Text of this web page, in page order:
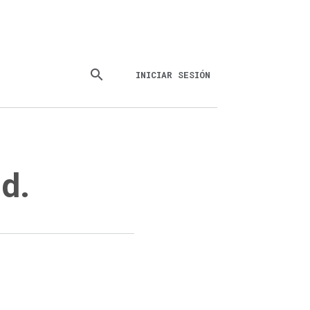
INICIAR SESIÓN
search